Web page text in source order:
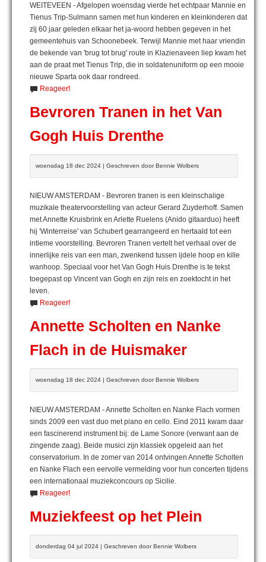
WEITEVEEN - Afgelopen woensdag vierde het echtpaar Mannie en
Tienus Trip-Sulmann samen met hun kinderen en kleinkinderen dat
zij 60 jaar geleden elkaar het ja-woord hebben gegeven in het
gemeentehuis van Schoonebeek. Terwijl Mannie met haar vriendin
de bekende van 'brug tot brug' route in Klazienaveen liep kwam het
aan de praat met Tienus Trip, die in soldatenuniform op een mooie
nieuwe Sparta ook daar rondreed.
Reageer!
Bevroren Tranen in het Van
Gogh Huis Drenthe
woensdag 18 dec 2024 | Geschreven door Bennie Wolbers
NIEUW AMSTERDAM - Bevroren tranen is een kleinschalige
muzikale theatervoorstelling van acteur Gerard Zuyderhoff. Samen
met Annette Kruisbrink en Arlette Ruelens (Anido gitaarduo) heeft
hij 'Winterreise' van Schubert gearrangeerd en hertaald tot een
intieme voorstelling. Bevroren Tranen vertelt het verhaal over de
innerlijke reis van een man, zwenkend tussen ijdele hoop en kille
wanhoop. Speciaal voor het Van Gogh Huis Drenthe is te tekst
toegepast op Vincent van Gogh en zijn reis en zoektocht in het
leven.
Reageer!
Annette Scholten en Nanke
Flach in de Huismaker
woensdag 18 dec 2024 | Geschreven door Bennie Wolbers
NIEUW AMSTERDAM - Annette Scholten en Nanke Flach vormen
sinds 2009 een vast duo met piano en cello. Eind 2011 kwam daar
een fascinerend instrument bij: de Lame Sonore (verwant aan de
zingende zaag). Beide musici zijn klassiek opgeleid aan het
conservatorium. In de zomer van 2014 ontvingen Annette Scholten
en Nanke Flach een eervolle vermelding voor hun concerten tijdens
een internationaal muziekconcours op Sicilie.
Reageer!
Muziekfeest op het Plein
donderdag 04 jul 2024 | Geschreven door Bennie Wolbers